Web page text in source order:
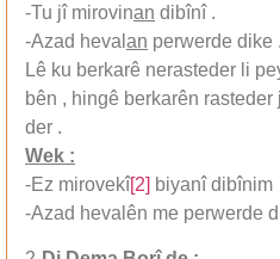
-Tu jî mirovinan dibînî .
-Azad heval an perwerde dike .
Lê ku berkarê nerasteder li
bên , hingê berkarên
der .
Wek :
-Ez mirovekî[2] biyanî dibînim
-Azad hevalên me perwerde